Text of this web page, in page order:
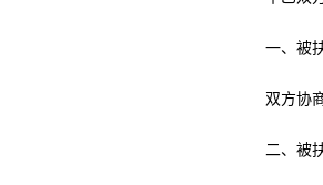
一、被扶
双方协商
二、被扶